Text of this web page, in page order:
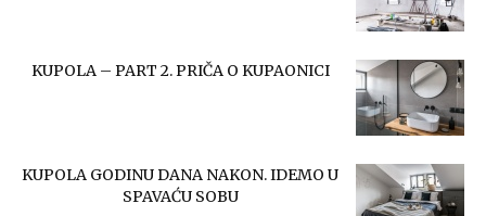
KUPOLA – PART 2. PRIČA O KUPAONICI
KUPOLA GODINU DANA NAKON. IDEMO U
SPAVAĆU SOBU